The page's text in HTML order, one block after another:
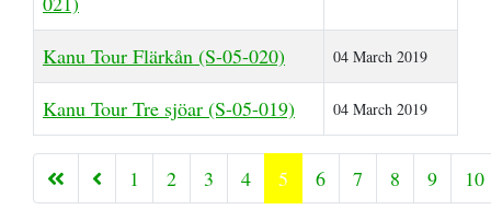
Kanu Tour Flärkån (S-05-020)
04 March 2019
Kanu Tour Tre sjöar (S-05-019) 04 March 2019
Page 5 of 16
1 2 3 4 5 6 7 8 9 10